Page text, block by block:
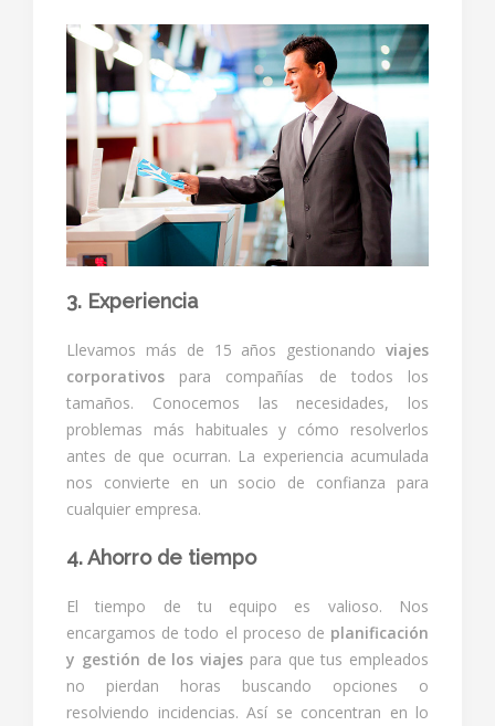
3. Experiencia
Llevamos más de 15 años gestionando viajes
corporativos para compañías de todos los
tamaños. Conocemos las necesidades, los
problemas más habituales y cómo resolverlos
antes de que ocurran. La experiencia acumulada
nos convierte en un socio de confianza para
cualquier empresa.
4. Ahorro de tiempo
El tiempo de tu equipo es valioso. Nos
encargamos de todo el proceso de planificación
y gestión de los viajes para que tus empleados
no pierdan horas buscando opciones o
resolviendo incidencias. Así se concentran en lo